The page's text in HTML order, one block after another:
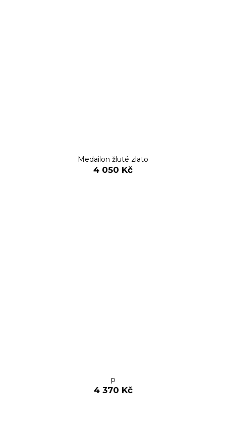
Medailon žluté zlato
4 050 Kč
p
4 370 Kč